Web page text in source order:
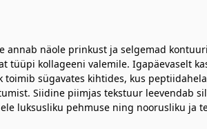
annab näole prinkust ja selgemad
tüüpi kollageeni valemile. Igapäevaselt
toimib sügavates kihtides, kus
Siidine piimjas tekstuur leevendab
luksusliku pehmuse ning noorusliku ja